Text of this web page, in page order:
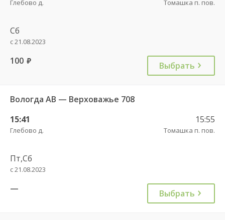
Глебово д. Томашка п. пов.
Сб
с 21.08.2023
100 руб. Выбрать
Вологда АВ — Верховажье 708
15:41
Глебово д.
15:55
Томашка п. пов.
Пт,Сб
с 21.08.2023
— Выбрать